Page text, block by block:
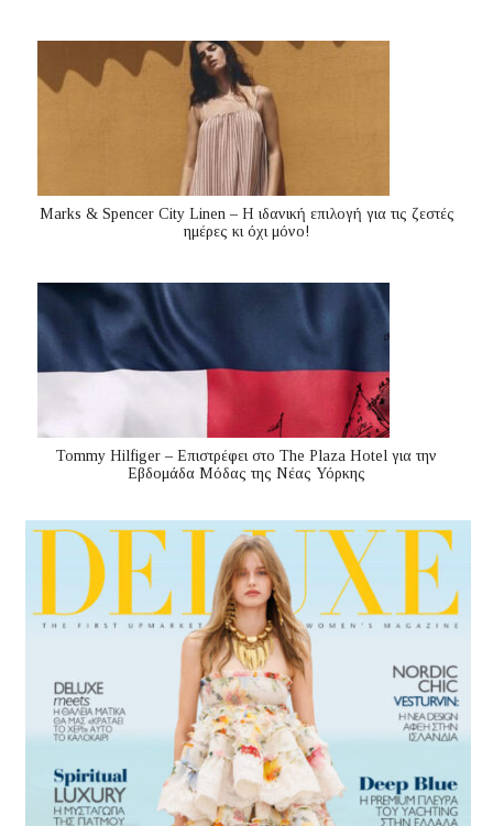
Marks & Spencer City Linen – Η ιδανική επιλογή για τις ζεστές
ημέρες κι όχι μόνο!
Tommy Hilfiger – Επιστρέφει στο The Plaza Hotel για την
Εβδομάδα Μόδας της Νέας Υόρκης